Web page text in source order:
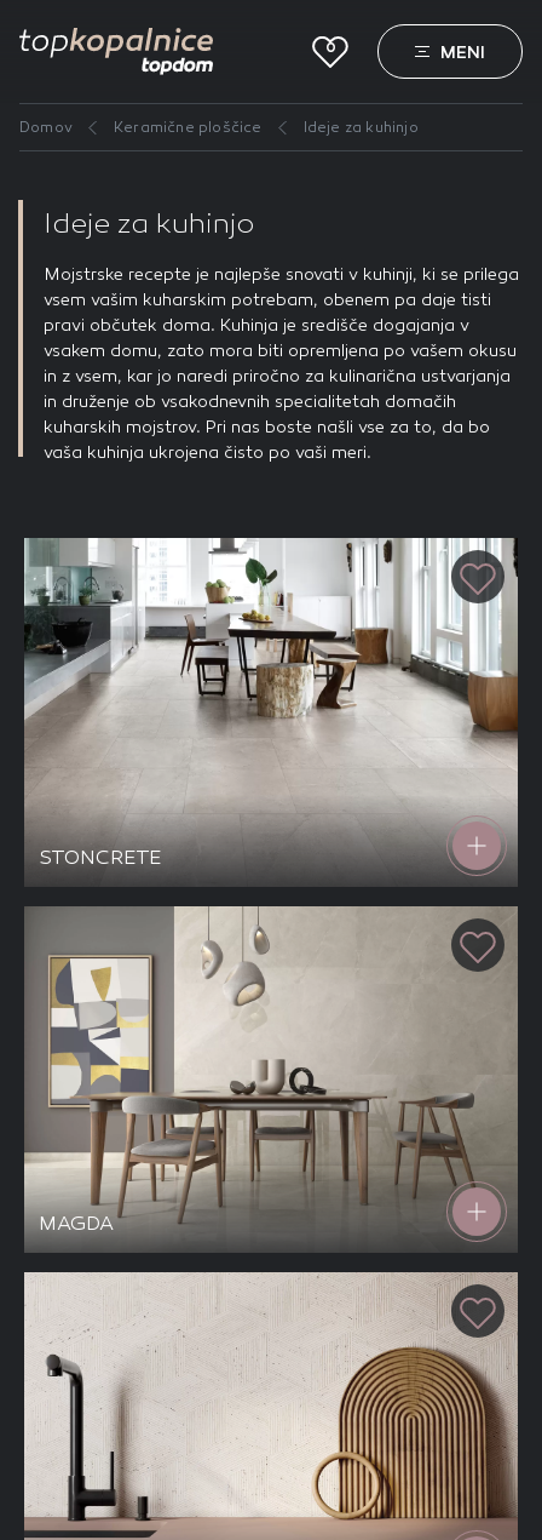
MENI
0
Keramične ploščice
Sanitarna keramika
Armature
Zakladnica idej
O podjetju
Saloni keramike
Domov Keramične ploščice Ideje za kuhinjo
Ideje za kuhinjo
Mojstrske recepte je najlepše snovati v kuhinji, ki se prilega
vsem vašim kuharskim potrebam, obenem pa daje tisti
pravi občutek doma. Kuhinja je središče dogajanja v
vsakem domu, zato mora biti opremljena po vašem okusu
in z vsem, kar jo naredi priročno za kulinarična ustvarjanja
in druženje ob vsakodnevnih specialitetah domačih
kuharskih mojstrov. Pri nas boste našli vse za to, da bo
vaša kuhinja ukrojena čisto po vaši meri.
STONCRETE
MAGDA
Nastavitve piškotkov
Obvezni piškotki
samo kot odziv na vaša dejanja, ki vodijo do storitvenih
izpolnjevanje obrazcev. Na voljo imate nastavitev, da
brskalnik blokira te piškotke ali vas opozori na njih. V tem
primeru nekateri deli spletnega mesta ne bodo delovali.
Piškotki za učinkovitost delovanja
S temi piškotki štejemo obiske in izvor prometa, da lahko
merimo in izboljšamo učinkovitost delovanja našega
spletnega mesta. Z njimi prepoznamo, katera mesta so
piškotki zbirajo, so združeni in anonimni. Če uporabo teh
piškotkov zavrnete, ne bomo vedeli, kdaj ste obiskali naše
spletno mesto.
Piškotki za marketing
Te piškotke nastavijo naši oglaševalski partnerji.
Partnerska oglaševalska podjetja jih lahko uporabljajo za
izdelavo profila vaših interesov, ki ga nato uporabijo za
prikazovanje ustreznih oglasov na drugih spletnih mestih.
Pri delu uporabljajo edinstveno prepoznavanje vašega
brskalnika in naprave. Če zavrnete uporabo teh piškotkov,
ne boste deležni našega ciljnega spletnega oglaševanja.
POTRDI MOJE IZBIRE
DOVOLI VSE